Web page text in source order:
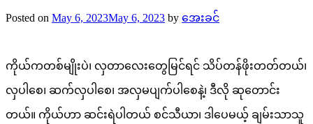
Posted on May 6, 2023May 6, 2023 by အေးခင်
ကိုယ်ကတစ်မျိုးပဲ၊ လှတာလေးတွေမြင်ရင် သိပ်တန်ဖိုးတတ်တယ်၊
လှပါစေ၊ ဆက်လှပါစေ၊ အလှမပျက်ပါစေနဲ့၊ ဒီလို ဆုတောင်း
တယ်။ ကိုယ်ဟာ ဆင်းရဲပါတယ် စင်သီယာ၊ ဒါပေမယ့် ချမ်းသာသူ